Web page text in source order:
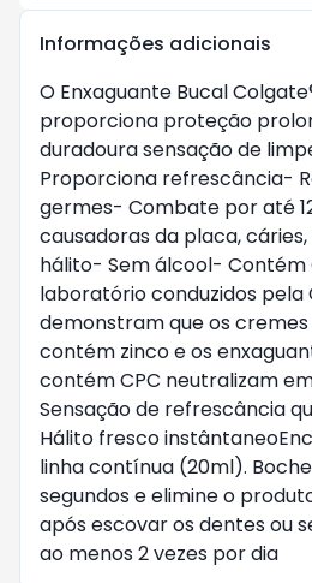
Informações adicionais
O Enxaguante Bucal
proporciona proteção
duradoura sensação de
Proporciona refrescância-
germes- Combate por até
causadoras da placa,
hálito- Sem álcool- Contém
laboratório conduzidos pela
demonstram que os
contém zinco e os
contém CPC neutralizam
Sensação de refrescância
Hálito fresco
linha contínua (20ml).
segundos e elimine o
após escovar os dentes ou
ao menos 2 vezes por dia